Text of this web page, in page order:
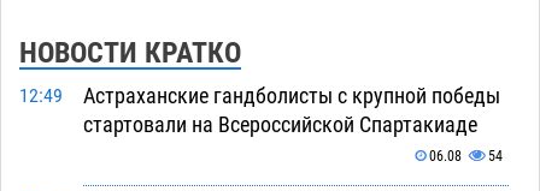
НОВОСТИ КРАТКО
12:49
Астраханские гандболисты с крупной победы
стартовали на Всероссийской Спартакиаде
06.08 54